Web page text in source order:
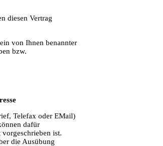
diesen Vertrag
von Ihnen benannter
bzw.
Telefax oder EMail)
dafür
ist.
die Ausübung